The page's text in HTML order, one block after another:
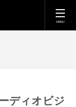
MENU
ディオビジ